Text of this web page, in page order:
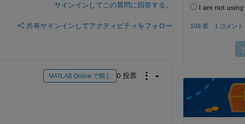
サインインしてこの質問に回答する。
共有サインインしてアクティビティをフォロー
MATLAB Online で開く 0 投票